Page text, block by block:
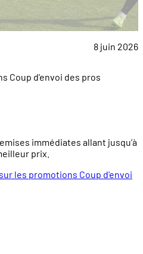
8 juin 2026
Coup d'envoi des pros
immédiates allant jusqu’à
prix.
les promotions Coup d'envoi